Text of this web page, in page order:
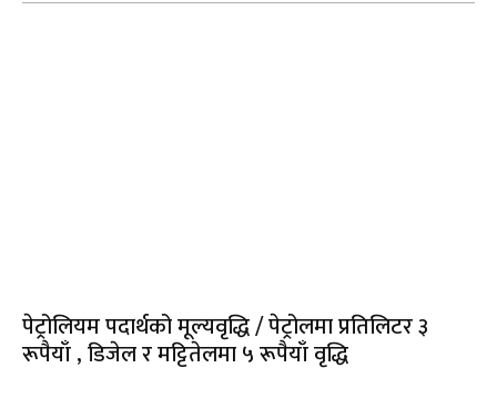
पेट्रोलियम पदार्थको मूल्यवृद्धि / पेट्रोलमा प्रतिलिटर ३
रूपैयाँ , डिजेल र मट्टितेलमा ५ रूपैयाँ वृद्धि